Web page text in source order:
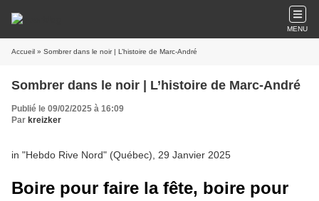
MENU
Accueil » Sombrer dans le noir | L’histoire de Marc-André
Sombrer dans le noir | L’histoire de Marc-André
Publié le 09/02/2025 à 16:09
Par kreizker
in "Hebdo Rive Nord" (Québec), 29 Janvier 2025
Boire pour faire la fête, boire pour